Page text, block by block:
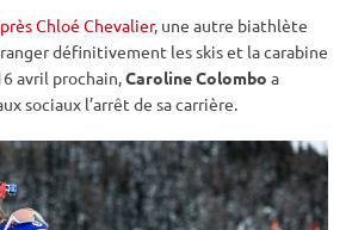
Chloé Chevalier, une autre biathlète
définitivement les skis et lacarabine
avril prochain,Caroline Colombo a
sociaux l’arrêt de sa carrière.